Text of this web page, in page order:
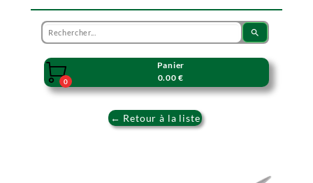
search

0
Panier
0.00 €
← Retour à la liste